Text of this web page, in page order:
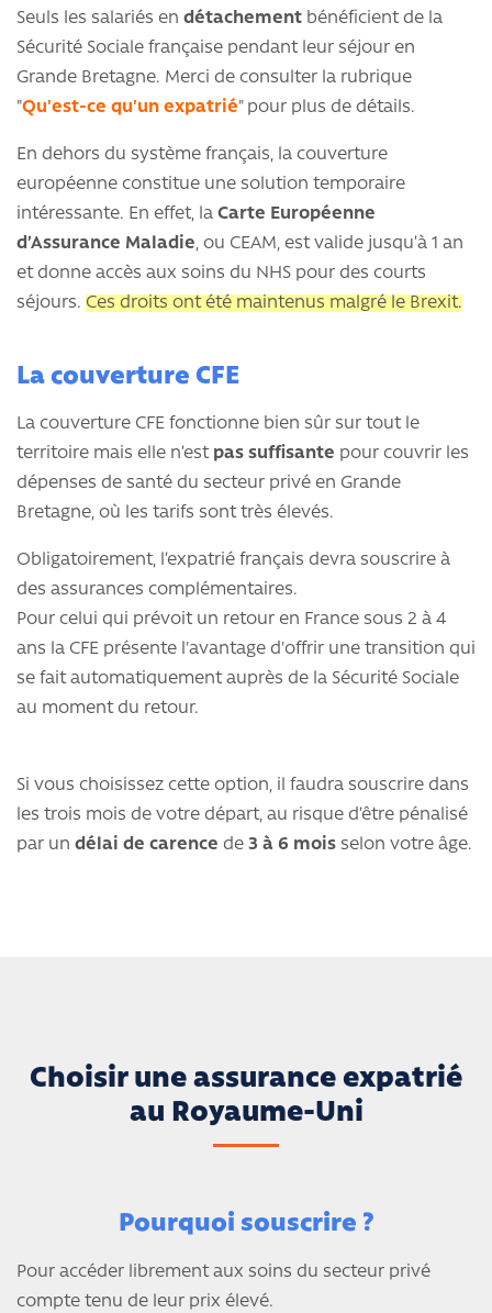
Seuls les salariés en détachement bénéficient de la
Sécurité Sociale française pendant leur séjour en
Grande Bretagne. Merci de consulter la rubrique
"Qu'est-ce qu'un expatrié" pour plus de détails.
En dehors du système français, la couverture
européenne constitue une solution temporaire
intéressante. En effet, la Carte Européenne
d’Assurance Maladie, ou CEAM, est valide jusqu’à 1 an
et donne accès aux soins du NHS pour des courts
séjours. Ces droits ont été maintenus malgré le Brexit.
La couverture CFE
La couverture CFE fonctionne bien sûr sur tout le
territoire mais elle n’est pas suffisante pour couvrir les
dépenses de santé du secteur privé en Grande
Bretagne, où les tarifs sont très élevés.
Obligatoirement, l’expatrié français devra souscrire à
des assurances complémentaires.
Pour celui qui prévoit un retour en France sous 2 à 4
ans la CFE présente l'avantage d'offrir une transition qui
se fait automatiquement auprès de la Sécurité Sociale
au moment du retour.
Si vous choisissez cette option, il faudra souscrire dans
les trois mois de votre départ, au risque d’être pénalisé
par un délai de carence de 3 à 6 mois selon votre âge.
Choisir une assurance expatrié
au Royaume-Uni
Pourquoi souscrire ?
Pour accéder librement aux soins du secteur privé
compte tenu de leur prix élevé.